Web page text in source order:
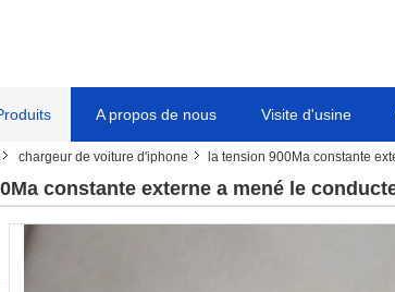
A propos de nous Visite d'usine
chargeur de voiture d'iphone la tension 900Ma constante
constante externe a mené le